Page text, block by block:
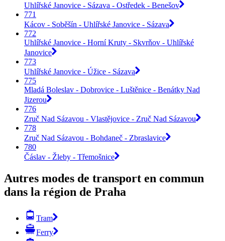
Uhlířské Janovice - Sázava - Ostředek - Benešov
771
Kácov - Soběšín - Uhlířské Janovice - Sázava
772
Uhlířské Janovice - Horní Kruty - Skvrňov - Uhlířské
Janovice
773
Uhlířské Janovice - Úžice - Sázava
775
Mladá Boleslav - Dobrovice - Luštěnice - Benátky Nad
Jizerou
776
Zruč Nad Sázavou - Vlastějovice - Zruč Nad Sázavou
778
Zruč Nad Sázavou - Bohdaneč - Zbraslavice
780
Čáslav - Žleby - Třemošnice
Autres modes de transport en commun
dans la région de Praha
Tram
Ferry